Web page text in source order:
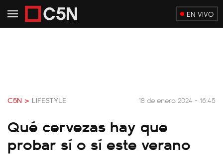
EN VIVO
C5N > LIFESTYLE 18 de enero 2024 - 16:45
Qué cervezas hay que
probar sí o sí este verano